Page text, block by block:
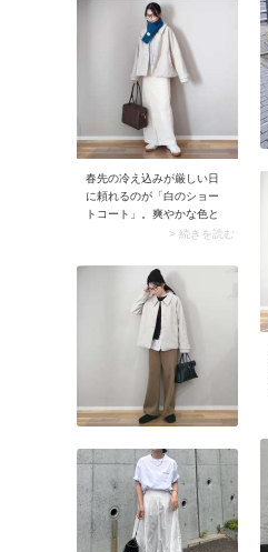
春先の冷え込みが厳しい日
に頼れるのが「白のショー
トコート」。爽やかな色と
コンパクトな丈感を兼ね備
ます。マフラーやニットの
冬っぽい装いに春のムード
をプラスできるメリット
も。もし真っ白のアウター
が気恥ずかしいようなら、
オフホワイトやアイボリー
を選ぶと着こなしやすいで
> 続きを読む